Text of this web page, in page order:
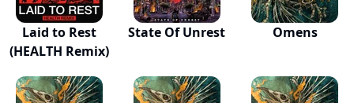
Laid to Rest
(HEALTH Remix)
State Of Unrest Omens